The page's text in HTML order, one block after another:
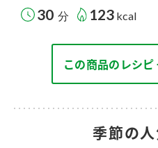
30 分 123 kcal
この商品のレシピ
季節の